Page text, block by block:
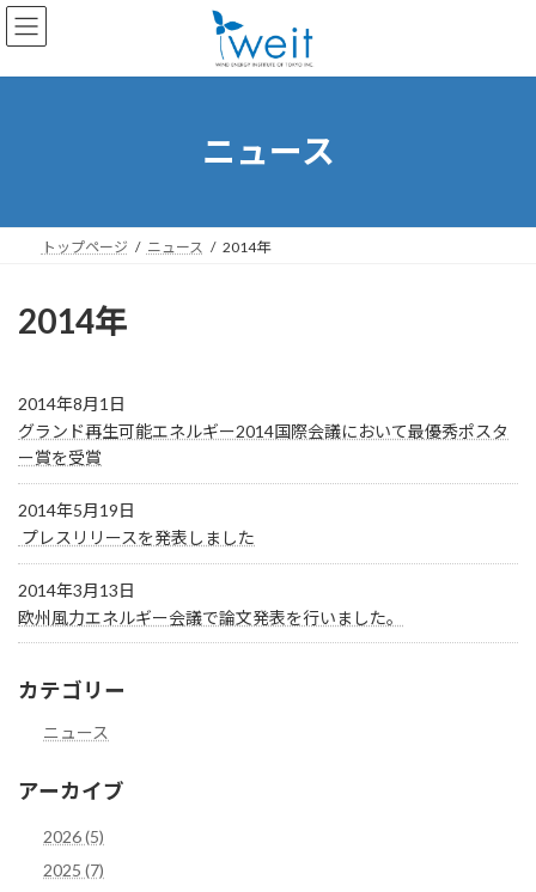
コ
ン
ン
プ
ナ
ビ
ー
動
ニュース
トップページ ニュース 2014年
2014年
2014年8月1日
グランド再生可能エネルギー2014国際会議において最優秀ポスタ
ー賞を受賞
2014年5月19日
プレスリリースを発表しました
2014年3月13日
欧州風力エネルギー会議で論文発表を行いました。
カテゴリー
ニュース
アーカイブ
2026 (5)
2025 (7)